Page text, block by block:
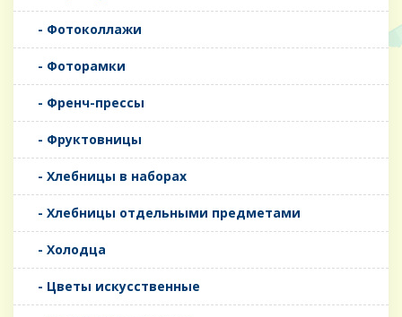
- Фотоколлажи
- Фоторамки
- Френч-прессы
- Фруктовницы
- Хлебницы в наборах
- Хлебницы отдельными предметами
- Холодца
- Цветы искусственные